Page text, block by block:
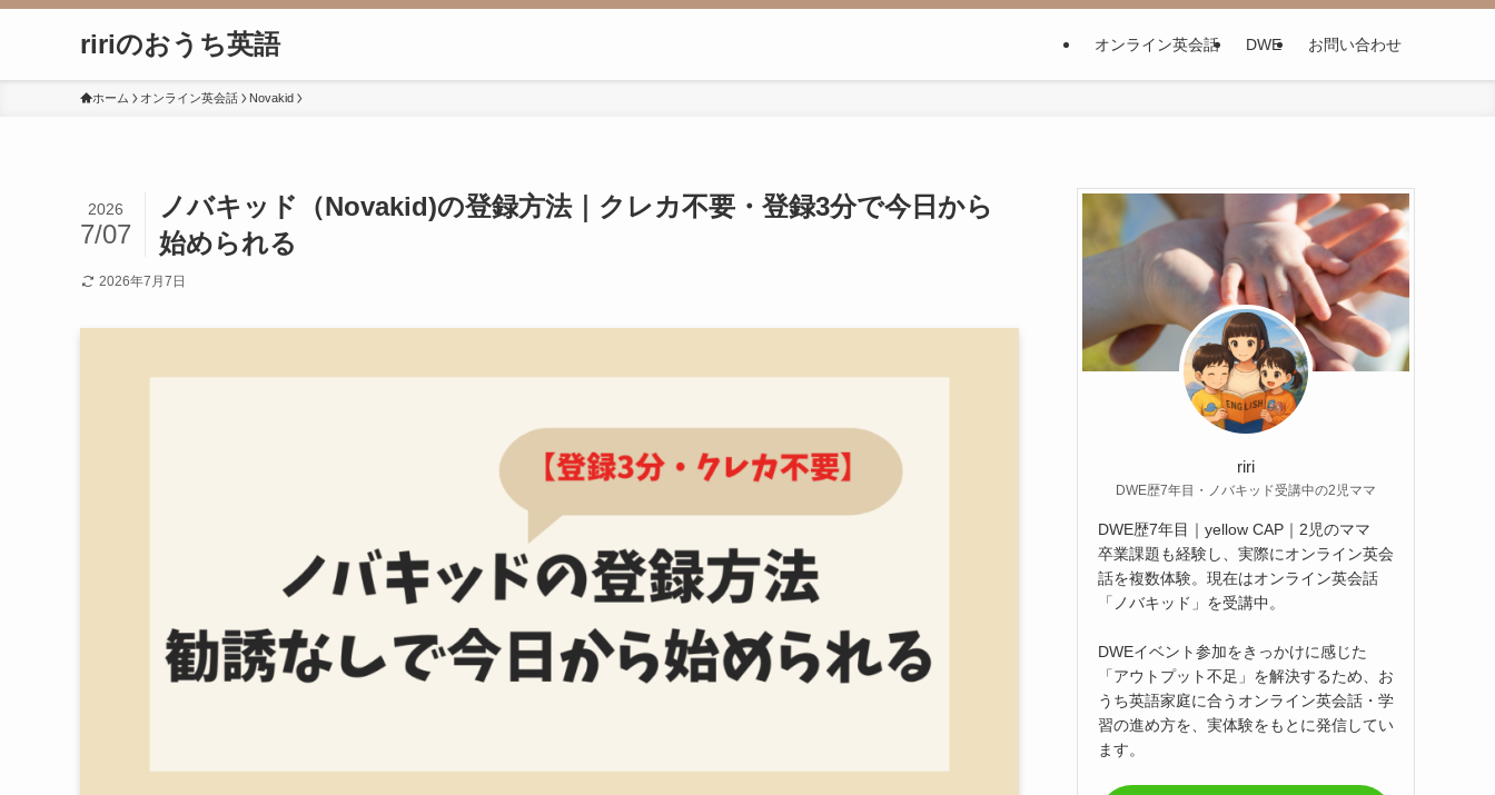
ririのおうち英語 オンライン英会話 DWE お問い合わせ
ホーム オンライン英会話 Novakid
ノバキッド（Novakid)の登録方法｜クレカ不要・登録3分で今日から
始められる
2026
7/07
2026年7月7日
riri
DWE歴7年目・ノバキッド受講中の2児ママ
DWE歴7年目｜yellow CAP｜2児のママ
卒業課題も経験し、実際にオンライン英会
話を複数体験。現在はオンライン英会話
「ノバキッド」を受講中。
DWEイベント参加をきっかけに感じた
「アウトプット不足」を解決するため、お
うち英語家庭に合うオンライン英会話・学
習の進め方を、実体験をもとに発信してい
ます。